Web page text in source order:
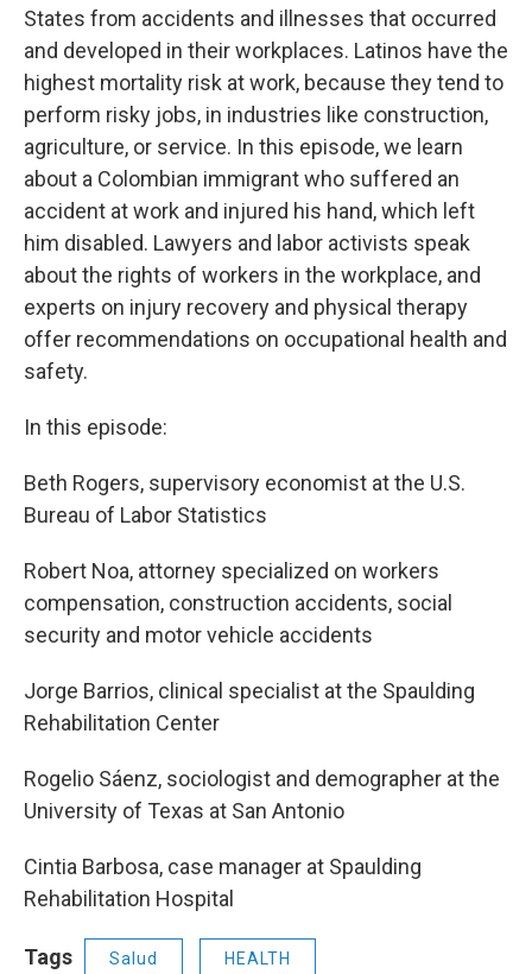
States from accidents and illnesses that occurred
and developed in their workplaces. Latinos have the
highest mortality risk at work, because they tend to
perform risky jobs, in industries like construction,
agriculture, or service. In this episode, we learn
about a Colombian immigrant who suffered an
accident at work and injured his hand, which left
him disabled. Lawyers and labor activists speak
about the rights of workers in the workplace, and
experts on injury recovery and physical therapy
offer recommendations on occupational health and
safety.
In this episode:
Beth Rogers, supervisory economist at the U.S.
Bureau of Labor Statistics
Robert Noa, attorney specialized on workers
compensation, construction accidents, social
security and motor vehicle accidents
Jorge Barrios, clinical specialist at the Spaulding
Rehabilitation Center
Rogelio Sáenz, sociologist and demographer at the
University of Texas at San Antonio
Cintia Barbosa, case manager at Spaulding
Rehabilitation Hospital
Tags Salud HEALTH